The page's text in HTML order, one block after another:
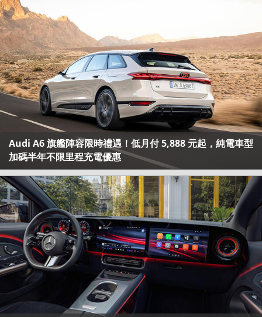
Audi A6 旗艦陣容限時禮遇！低月付 5,888 元起，純電車型
加碼半年不限里程充電優惠